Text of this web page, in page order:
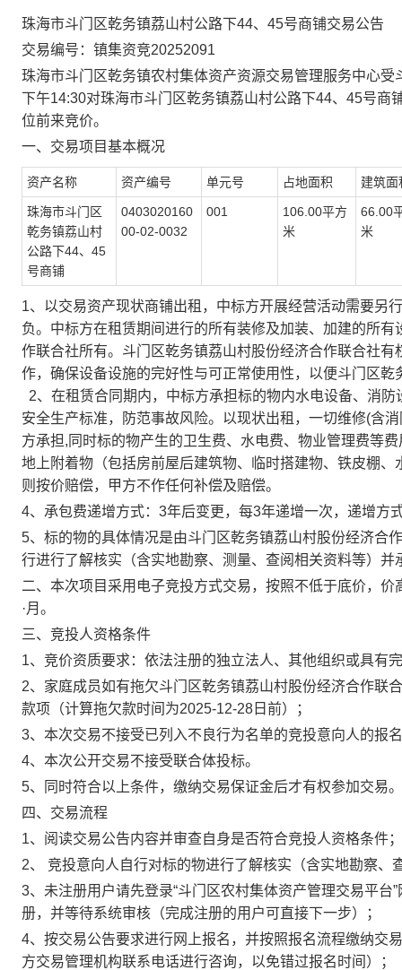
珠海市斗门区乾务镇荔山村公路下44、45号商铺交易公告
交易编号： 镇集资竞20252091
珠海市斗门区乾务镇农村集体资产资源交易管理服务中心受
下午14:30对珠海市斗门区乾务镇荔山村公路下44、45号商
位前来竞价。
一、交易项目基本概况
资产名称 资产编号 单元号 占地面积 建筑面
珠海市斗门区
乾务镇荔山村
公路下44、45
号商铺
0403020160
00-02-0032
001 106.00平方
米
66.00
米
1、 以交易资产现状商铺出租，中标方开展经营活动需要另
负。中标方在租赁期间进行的所有装修及加装、加建的所有
作联合社所有。 斗门区乾务镇荔山村股份经济合作联合社有
作，确保设备设施的完好性与可正常使用性，以便斗门区乾
2、在租赁合同期内，中标方承担标的物内水电设备、消
安全生产标准，防范事故风险。以现状出租，一切维修(含
方承担,同时标的物产生的卫生费、水电费、物业管理费等
地上附着物（包括房前屋后建筑物、临时搭建物、铁皮棚
则按价赔偿，甲方不作任何补偿及赔偿。
4、 承包费递增方式： 3年后变更，每3年递增一次，递增方
5、 标的物的具体情况是由斗门区乾务镇荔山村股份经济合
行进行了解核实（含实地勘察、测量、查阅相关资料等）并
二、本次项目采用 电子竞投方式交易，按照不低于底价，价
·月 。
三、竞投人资格条件
1、竞价资质要求： 依法注册的独立法人、其他组织或具有
2、家庭成员如有拖欠斗门区乾务镇荔山村股份经济合作联
款项（计算拖欠款时间为2025-12-28 日前）；
3、本次交易不接受已列入不良行为名单的竞投意向人的报
4、 本次公开交易不接受联合体投标。
5、同时符合以上条件，缴纳交易保证金后才有权参加交易。
四、交易流程
1、阅读交易公告内容并审查自身是否符合竞投人资格条件；
2、 竞投意向人自行对标的物进行了解核实（含实地勘察、
3、 未注册用户请先登录“斗门区农村集体资产管理交易平台
册，并等待系统审核（完成注册的用户可直接下一步）
；
4、 按交易公告要求进行网上报名，并按照报名流程缴纳交
方交易管理机构联系电话进行咨询，以免错过报名时间）；